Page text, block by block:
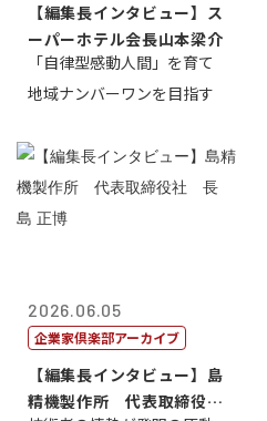
【編集長インタビュー】ス
ーパーホテル会長山本梁介
「自律型感動人間」を育て
地域ナンバーワンを目指す
2026.06.05
企業家倶楽部アーカイブ
【編集長インタビュー】島
精機製作所 代表取締役